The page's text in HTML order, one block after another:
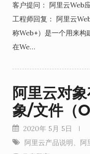
客户提问： 阿里云Web
工程师回复： 阿里云
称Web+）是一个用来构
在We…
阿里云对
象/文件（
2020年 5月 5日
阿里云产品说明、 阿